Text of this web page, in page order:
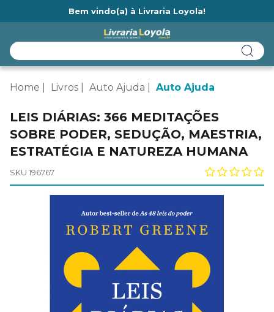
Bem vindo(a) à Livraria Loyola!
Home Livros Auto Ajuda Auto Ajuda
LEIS DIÁRIAS: 366 MEDITAÇÕES
SOBRE PODER, SEDUÇÃO, MAESTRIA,
ESTRATÉGIA E NATUREZA HUMANA
SKU 196767